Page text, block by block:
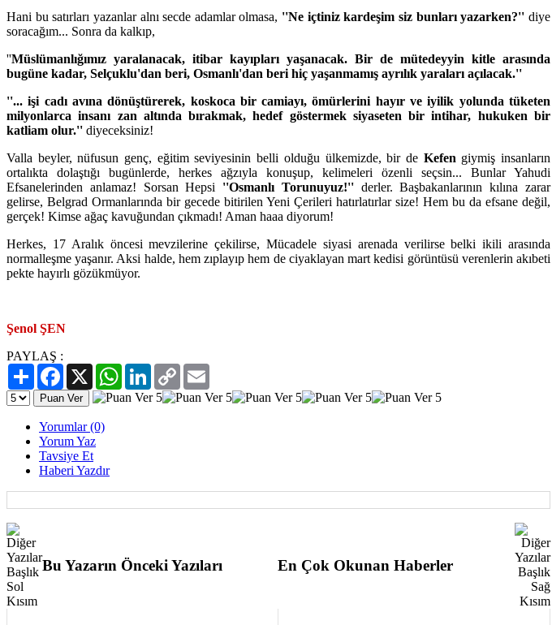
Hani bu satırları yazanlar alnı secde adamlar olmasa, ''Ne içtiniz kardeşim siz bunları yazarken?'' diye
soracağım... Sonra da kalkıp,
''Müslümanlığımız yaralanacak, itibar kayıpları yaşanacak. Bir de mütedeyyin kitle arasında
bugüne kadar, Selçuklu'dan beri, Osmanlı'dan beri hiç yaşanmamış ayrılık yaraları açılacak.''
''... işi cadı avına dönüştürerek, koskoca bir camiayı, ömürlerini hayır ve iyilik yolunda tüketen
milyonlarca insanı zan altında bırakmak, hedef göstermek siyaseten bir intihar, hukuken bir
katliam olur.'' diyeceksiniz!
Valla beyler, nüfusun genç, eğitim seviyesinin belli olduğu ülkemizde, bir de Kefen giymiş insanların
ortalıkta dolaştığı bugünlerde, herkes ağzıyla konuşup, kelimeleri özenli seçsin... Bunlar Yahudi
Efsanelerinden anlamaz! Sorsan Hepsi ''Osmanlı Torunuyuz!''derler. Başbakanlarının kılına zarar
gelirse, Belgrad Ormanlarında bir gecede bitirilen Yeni Çerileri hatırlatırlar size! Hem bu da efsane değil,
gerçek! Kimse ağaç kavuğundan çıkmadı! Aman haaa diyorum!
Herkes, 17 Aralık öncesi mevzilerine çekilirse, Mücadele siyasi arenada verilirse belki ikili arasında
normalleşme yaşanır. Aksi halde, hem zıplayıp hem de ciyaklayan mart kedisi görüntüsü verenlerin akıbeti
pekte hayırlı gözükmüyor.
Şenol ŞEN
PAYLAŞ :
PaylaşFacebook
X WhatsAppLinkedIn
Copy
Link
Yorumlar (0)
Yorum Yaz
Tavsiye Et
Haberi Yazdır
Bu Yazarın Önceki Yazıları En Çok Okunan Haberler